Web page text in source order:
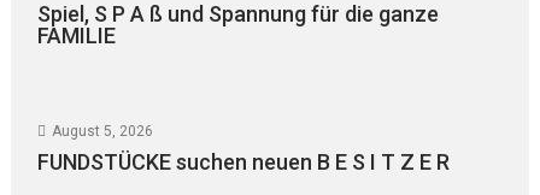
Spiel, S P A ß und Spannung für die ganze
FAMILIE
August 5, 2026
FUNDSTÜCKE suchen neuen B E S I T Z E R